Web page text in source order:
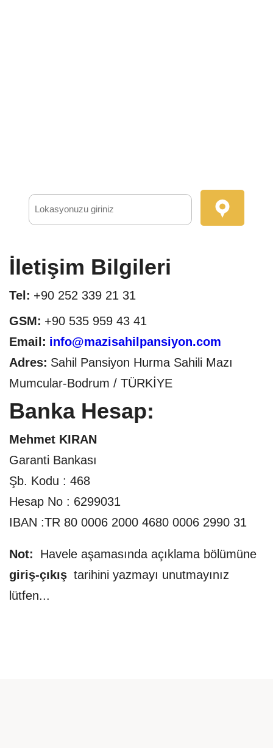
İletişim Bilgileri
Tel: +90 252 339 21 31
GSM: +90 535 959 43 41
Email: info@mazisahilpansiyon.com
Adres: Sahil Pansiyon Hurma Sahili Mazı
Mumcular-Bodrum / TÜRKİYE
Banka Hesap:
Mehmet KIRAN
Garanti Bankası
Şb. Kodu : 468
Hesap No : 6299031
IBAN :TR 80 0006 2000 4680 0006 2990 31
Not:
Havele aşamasında açıklama bölümüne
giriş-çıkış tarihini yazmayı unutmayınız
lütfen...